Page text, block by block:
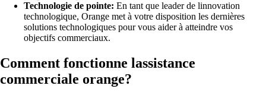
Technologie de pointe: En tant que leader de linnovation
technologique, Orange met à votre disposition les dernières
solutions technologiques pour vous aider à atteindre vos
objectifs commerciaux.
Comment fonctionne lassistance
commerciale orange?